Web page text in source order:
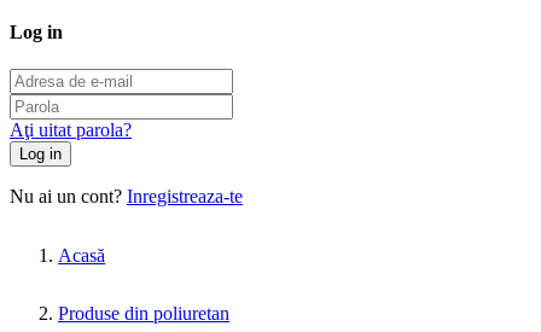
Log in
Aţi uitat parola?
Log in
Nu ai un cont? Inregistreaza-te
Acasă
Produse din poliuretan